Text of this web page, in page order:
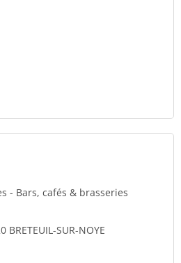
- Bars, cafés & brasseries
SUR-NOYE